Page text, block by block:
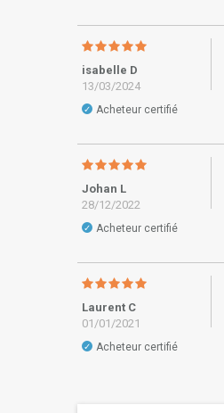
isabelle D
13/03/2024
✓ Acheteur certifié
Johan L
28/12/2022
✓ Acheteur certifié
Laurent C
01/01/2021
✓ Acheteur certifié